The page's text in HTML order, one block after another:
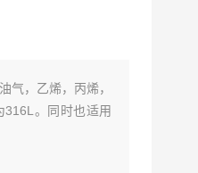
气，乙烯，丙烯，
316L。同时也适用